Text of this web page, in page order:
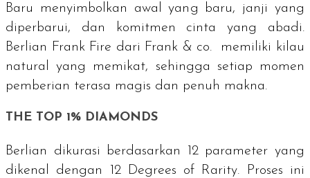
Baru menyimbolkan awal yang baru, janji yang
diperbarui, dan komitmen cinta yang abadi.
Berlian Frank Fire dari Frank & co. memiliki kilau
natural yang memikat, sehingga setiap momen
pemberian terasa magis dan penuh makna.
THE TOP 1% DIAMONDS
Berlian dikurasi berdasarkan 12 parameter yang
dikenal dengan
12 Degrees of Rarity. Proses ini